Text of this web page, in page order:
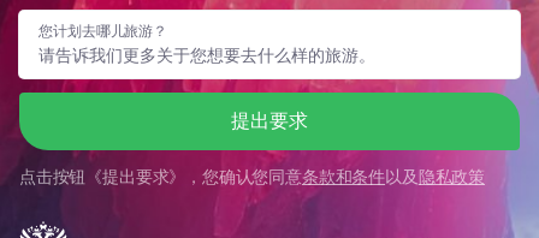
您计划去哪儿旅游？
提出要求
点击按钮《提出要求》，您确认您同意条款和条件以及 隐私政策